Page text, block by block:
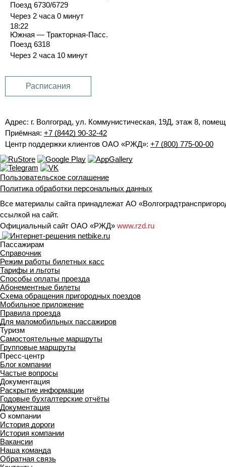
Поезд 6730/6729
Через 2 часа 0 минут
18:22
Южная — Тракторная-Пасс.
Поезд 6318
Через 2 часа 10 минут
Расписания
Адрес: г. Волгоград, ул. Коммунистическая, 19Д, этаж 8,
Приёмная: +7 (8442) 90-32-42
Центр поддержки клиентов ОАО «РЖД»: +7 (800) 775-00-00
Пользовательское соглашение
Политика обработки персональных данных
Все материалы сайта принадлежат АО
ссылкой на сайт.
Официальный сайт ОАО «РЖД» www.rzd.ru
Пассажирам
Справочник
Режим работы билетных касс
Тарифы и льготы
Способы оплаты проезда
Абонементные билеты
Схема обращения пригородных поездов
Мобильное приложение
Правила проезда
Для маломобильных пассажиров
Туризм
Самостоятельные маршруты
Групповые маршруты
Пресс-центр
Блог компании
Частые вопросы
Документация
Раскрытие информации
Годовые бухгалтерские отчёты
Документация
О компании
История дороги
История компании
Вакансии
Наша команда
Обратная связь